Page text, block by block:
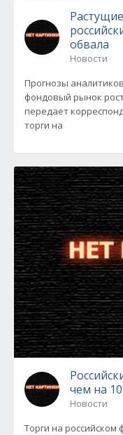
обвала
Новости
Прогнозы
фондовый рынок
передает
торги на
чем на
Новости
Торги на